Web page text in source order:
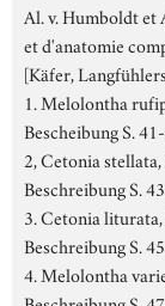
Al. v. Humboldt et
et d'anatomie
[Käfer,
1. Melolontha
Bescheibung S.
2, Cetonia
Beschreibung S.
3. Cetonia
Beschreibung S.
4. Melolontha